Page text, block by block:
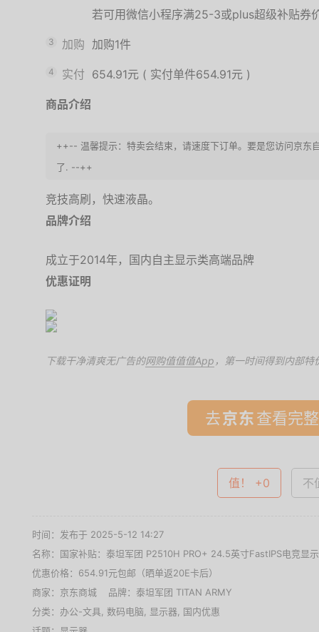
若可用微信小程序满25-3或plus超级补贴券
3 加购 加购1件
4 实付 654.91元 ( 实付单件654.91元 )
商品介绍
++-- 温馨提示：特卖会结束，请速度下订单。要是您访问京东
了. --++
竞技高刷，快速液晶。
品牌介绍
成立于2014年，国内自主显示类高端品牌
优惠证明
下载干净清爽无广告的网购值值值App ，第一时间得到内部特
去 查看完
值！ +0 不
时间：发布于 2025-5-12 14:27
名称： 国家补贴：泰坦军团 P2510H PRO+ 24.5英寸FastIPS电竞显
优惠价格： 654.91元包邮（晒单返20E卡后）
商家： 京东商城 品牌： 泰坦军团 TITAN ARMY
分类： 办公-文具 数码电脑 显示器 国内优惠